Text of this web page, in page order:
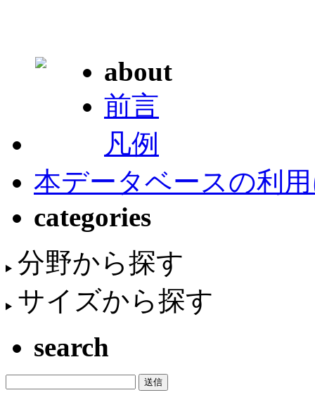
about
前言
凡例
本データベースの利
categories
分野から探す
サイズから探す
search